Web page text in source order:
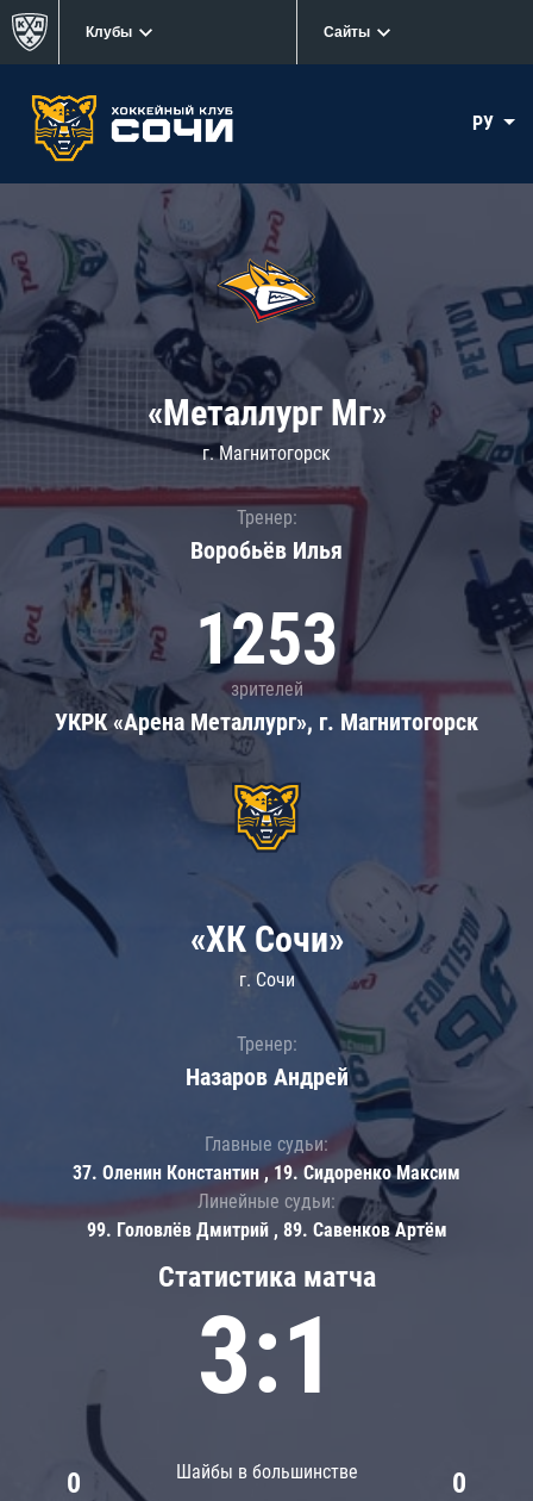
Клубы Сайты
РУ
«Металлург Мг»
г. Магнитогорск
Тренер:
Воробьёв Илья
1253
зрителей
УКРК «Арена Металлург», г. Магнитогорск
Статистика матча
3:1
Шайбы в большинстве
0 0
«ХК Сочи»
г. Сочи
Тренер:
Назаров Андрей
Главные судьи:
37. Оленин Константин , 19. Сидоренко Максим
Линейные судьи:
99. Головлёв Дмитрий , 89. Савенков Артём